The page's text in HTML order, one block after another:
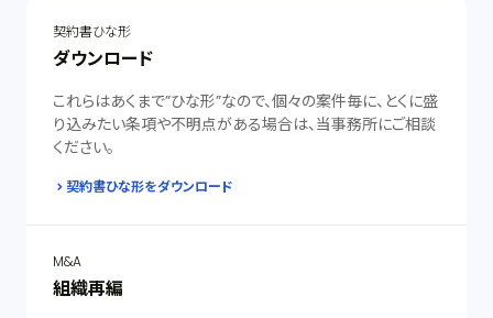
契約書ひな形
ダウンロード
これらはあくまで”ひな形”なので、個々の案件毎に、とくに盛
り込みたい条項や不明点がある場合は、当事務所にご相談
ください。
契約書ひな形をダウンロード
M&A
組織再編